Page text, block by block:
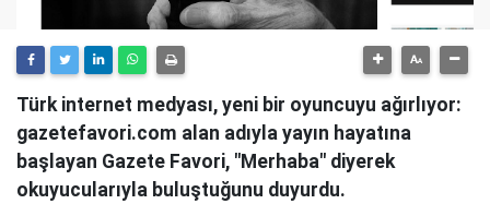
Türk internet medyası, yeni bir oyuncuyu ağırlıyor:
gazetefavori.com alan adıyla yayın hayatına
başlayan Gazete Favori, "Merhaba" diyerek
okuyucularıyla buluştuğunu duyurdu.